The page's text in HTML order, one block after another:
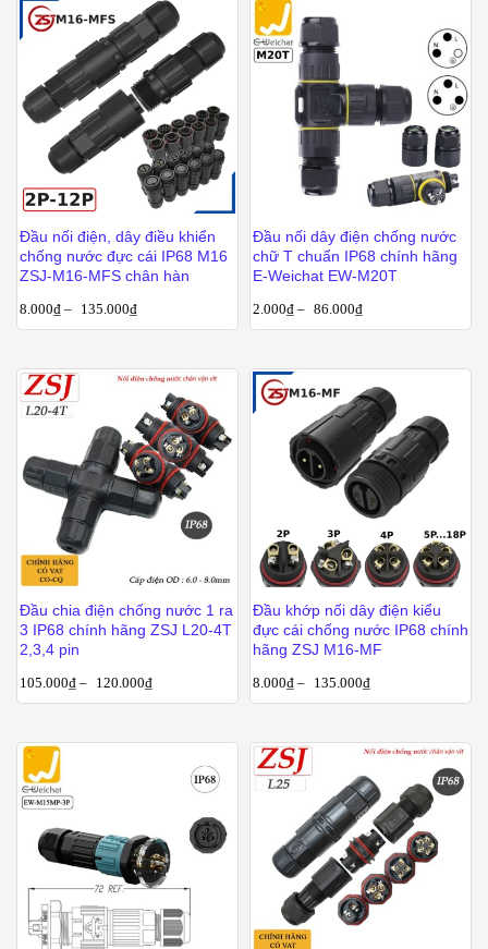
Đầu nối điện, dây điều khiển
chống nước đực cái IP68 M16
ZSJ-M16-MFS chân hàn
8.000₫ – 135.000₫
Đầu nối dây điện chống nước
chữ T chuẩn IP68 chính hãng
E-Weichat EW-M20T
2.000₫ – 86.000₫
Đầu chia điện chống nước 1 ra
3 IP68 chính hãng ZSJ L20-4T
2,3,4 pin
105.000₫ – 120.000₫
Đầu khớp nối dây điện kiểu
đực cái chống nước IP68 chính
hãng ZSJ M16-MF
8.000₫ – 135.000₫